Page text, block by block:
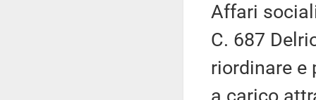
Affari
C. 687
riordinare e